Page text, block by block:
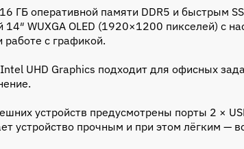
ГБ оперативной памяти DDR5 и быстрым
WUXGA OLED (1920×1200 пикселей) с
с графикой.
UHD Graphics подходит для офисных
устройств предусмотрены порты 2 ×
устройство прочным и при этом лёгким —